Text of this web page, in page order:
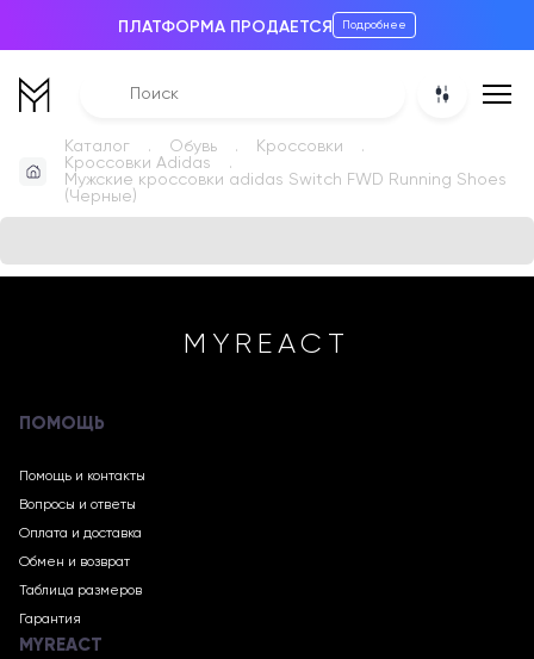
ПЛАТФОРМА ПРОДАЕТСЯ Подробнее
Каталог Обувь
Кроссовки
Кроссовки Adidas
Мужские кроссовки adidas Switch FWD Running Shoes
(Черные)
MYREACT
ПОМОЩЬ
Помощь и контакты
Вопросы и ответы
Оплата и доставка
Обмен и возврат
Таблица размеров
Гарантия
MYREACT